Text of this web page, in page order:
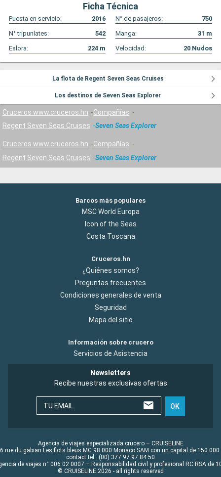
Ficha Técnica
Puesta en servicio: 2016 N° de pasajeros:
750
N° tripunlates:
542 Manga: 31 m
Eslora:
224 m Velocidad: 20 Nudos
La flota de Regent Seven Seas Cruises
Los destinos de Seven Seas Explorer
Cruceros www.cruceros.hn
Compañías
Regent Seven Seas Cruises
Seven Seas Explorer
Cruceros www.cruceros.hn
Compañías
Regent Seven Seas Cruises
Seven Seas Explorer
Barcos más populares
MSC World Europa
Icon of the Seas
Costa Toscana
Cruceros.hn
¿Quiénes somos?
Preguntas frecuentes
Condiciones generales de venta
Seguridad
Mapa del sitio
Información sobre crucero
Servicios de Asistencia
Newsletters
Recibe nuestras exclusivas ofertas
TU EMAIL OK
Agencia de viajes especializada crucero – CRUISELINE
rue du gabian Les flots bleus MC 98 000 Monaco SAM con un capital de 150 000
contact tel : (00) 377 97 97 84 50
de viajes n° 006 02 0007 – Responsabilidad civil y profesional RC RSA de
© CRUISELINE 2026 - all rights reserved